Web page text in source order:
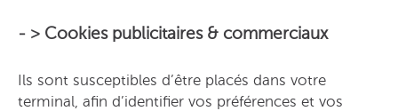
- > Cookies publicitaires & commerciaux
Ils sont susceptibles d’être placés dans votre
terminal, afin d’identifier vos préférences et vos